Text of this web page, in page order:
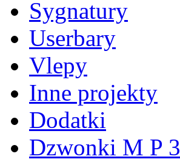
Sygnatury
Userbary
Vlepy
Inne projekty
Dodatki
Dzwonki M P 3